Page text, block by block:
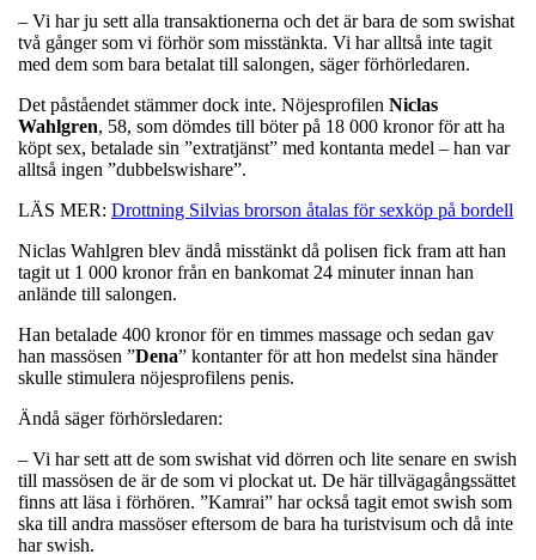
– Vi har ju sett alla transaktionerna och det är bara de som swishat
två gånger som vi förhör som misstänkta. Vi har alltså inte tagit
med dem som bara betalat till salongen, säger förhörledaren.
Det påståendet stämmer dock inte. Nöjesprofilen Niclas
Wahlgren, 58, som dömdes till böter på 18 000 kronor för att ha
köpt sex, betalade sin ”extratjänst” med kontanta medel – han var
alltså ingen ”dubbelswishare”.
LÄS MER: Drottning Silvias brorson åtalas för sexköp på bordell
Niclas Wahlgren blev ändå misstänkt då polisen fick fram att han
tagit ut 1 000 kronor från en bankomat 24 minuter innan han
anlände till salongen.
Han betalade 400 kronor för en timmes massage och sedan gav
han massösen ”Dena” kontanter för att hon medelst sina händer
skulle stimulera nöjesprofilens penis.
Ändå säger förhörsledaren:
– Vi har sett att de som swishat vid dörren och lite senare en swish
till massösen de är de som vi plockat ut. De här tillvägagångssättet
finns att läsa i förhören. ”Kamrai” har också tagit emot swish som
ska till andra massöser eftersom de bara ha turistvisum och då inte
har swish.